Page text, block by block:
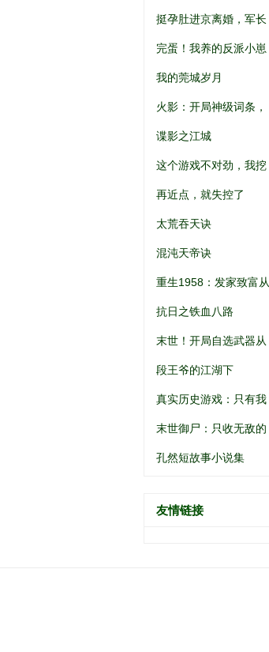
始
挺孕肚进京离婚，军长
低头轻声哄
完蛋！我养的反派小崽
全是大佬
我的莞城岁月
火影：开局神级词条，
忍界破大防
谍影之江城
这个游戏不对劲，我挖
矿成神！
再近点，就失控了
太荒吞天诀
混沌天帝诀
重生1958：发家致富从
南锣鼓巷开始
抗日之铁血八路
末世！开局自选武器从
黑道到军阀
段王爷的江湖下
真实历史游戏：只有我
知道剧情
末世御尸：只收无敌的
异种丧尸
孔然短故事小说集
友情链接